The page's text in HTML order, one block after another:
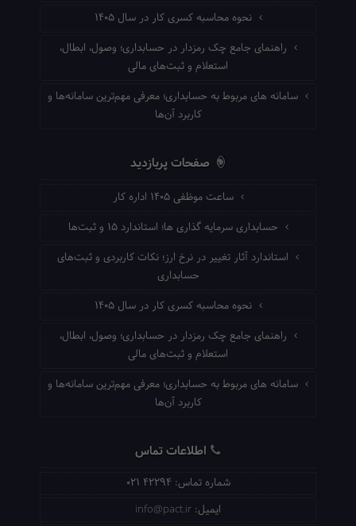
نحوه محاسبه کسری کار در سال ۱۴۰۵
راهنمای جامع چک رمزدار در حسابداری؛ وصول، ابطال،
استعلام و ثبت‌های مالی
سامانه های مربوط به حسابداری؛ معرفی مهم‌ترین سامانه‌ها و
کاربرد آن‌ها
صفحات پربازدید
ساعت موظفی ۱۴۰۵ اداره کار
حسابداری سرمایه گذاری ها؛ استاندارد ۱۵ و ثبت‌ها
استاندارد آثار تغییر در نرخ ارز؛ نکات کاربردی و ثبت‌های
حسابداری
نحوه محاسبه کسری کار در سال ۱۴۰۵
راهنمای جامع چک رمزدار در حسابداری؛ وصول، ابطال،
استعلام و ثبت‌های مالی
سامانه های مربوط به حسابداری؛ معرفی مهم‌ترین سامانه‌ها و
کاربرد آن‌ها
اطلاعات تماس
شماره تماس: 021 42294
ایمیل: info@pact.ir